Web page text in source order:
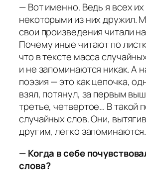
— Вот именно. Ведь я всех их
некоторыми из них дружил.
свои произведения читали
Почему иные читают по
что в тексте масса
и не запоминаются никак. А
поэзия — это как цепочка,
взял, потянул, за первым
третье, четвертое… В такой
случайных слов. Они,
другим, легко запоминаются.
— Когда в себе
слова?